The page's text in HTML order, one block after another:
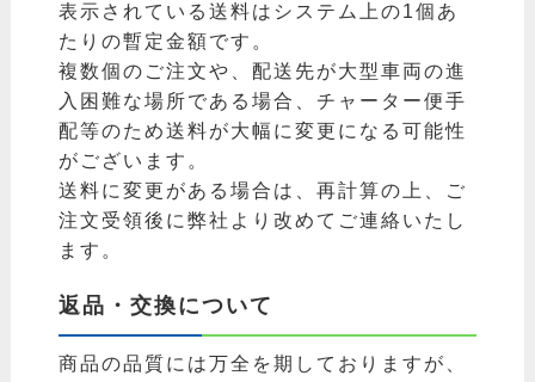
表示されている送料はシステム上の1個あ
たりの暫定金額です。
複数個のご注文や、配送先が大型車両の進
入困難な場所である場合、チャーター便手
配等のため送料が大幅に変更になる可能性
がございます。
送料に変更がある場合は、再計算の上、ご
注文受領後に弊社より改めてご連絡いたし
ます。
返品・交換について
商品の品質には万全を期しておりますが、